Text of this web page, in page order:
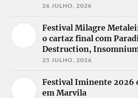
26 JULHO, 2026
Festival Milagre
o cartaz final com
Destruction,
25 JULHO, 2026
Festival Iminente 2026
em Marvila